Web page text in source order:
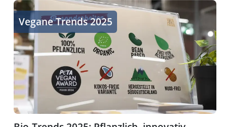
Bio-Trends 2025: Pflanzlich, innovativ, nachhaltig
Vegane Trends 2025